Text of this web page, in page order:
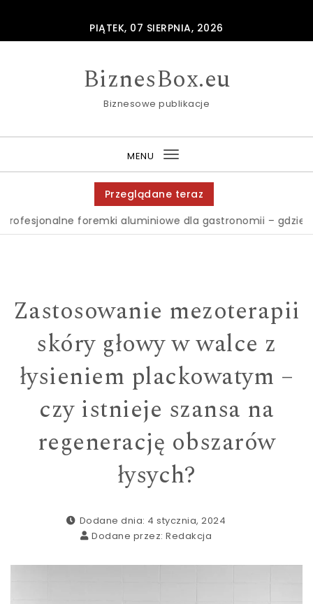
PIĄTEK, 07 SIERPNIA, 2026
BiznesBox.eu
Biznesowe publikacje
MENU
Toggle
navigation
Przeglądane teraz
foremki aluminiowe dla gastronomii – gdzie je
Zastosowanie mezoterapii
skóry głowy w walce z
łysieniem plackowatym –
czy istnieje szansa na
regenerację obszarów
łysych?
Dodane dnia: 4 stycznia, 2024
Dodane przez:Redakcja